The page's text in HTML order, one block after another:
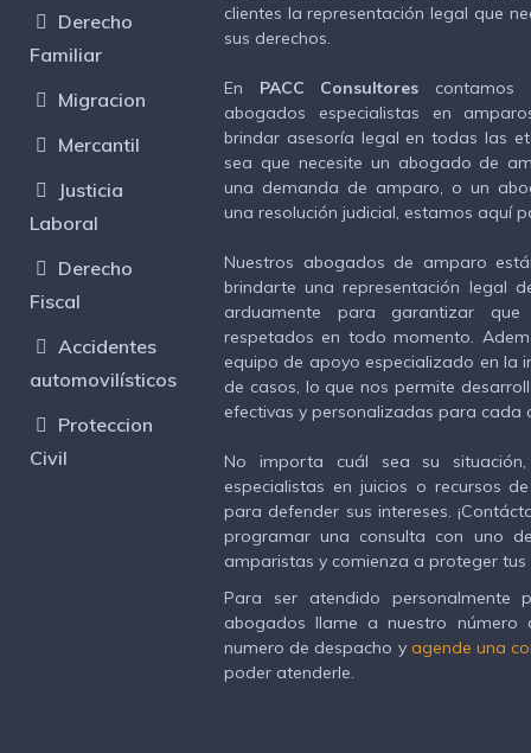
Derecho
Familiar
Migracion
Mercantil
Justicia
Laboral
Derecho
Fiscal
Accidentes
automovilísticos
Proteccion
Civil
clientes la representación legal que
sus derechos.
En PACC Consultores
abogados especialistas en
brindar asesoría legal en todas las
sea que necesite un abogado de
una demanda de amparo, o un
una resolución judicial, estamos aquí
Nuestros abogados de amparo
brindarte una representación legal
arduamente para garantizar
respetados en todo momento.
equipo de apoyo especializado en la
de casos, lo que nos permite
efectivas y personalizadas para cada
No importa cuál sea su situación,
especialistas en juicios o recursos
para defender sus intereses.
programar una consulta con uno
amparistas y comienza a proteger tus
Para ser atendido personalmente
abogados llame a nuestro número
numero de despacho y agende una
poder atenderle.